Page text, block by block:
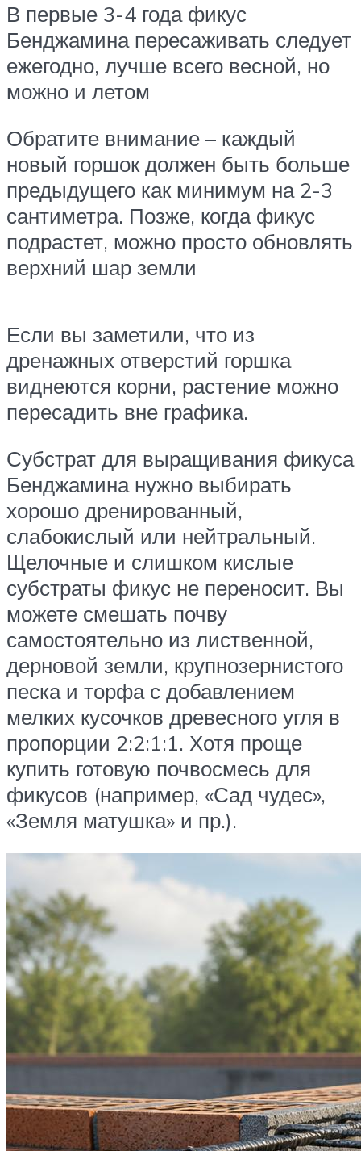
В первые 3-4 года фикус
Бенджамина пересаживать следует
ежегодно, лучше всего весной, но
можно и летом
Обратите внимание – каждый
новый горшок должен быть больше
предыдущего как минимум на 2-3
сантиметра. Позже, когда фикус
подрастет, можно просто обновлять
верхний шар земли
Если вы заметили, что из
дренажных отверстий горшка
виднеются корни, растение можно
пересадить вне графика.
Субстрат для выращивания фикуса
Бенджамина нужно выбирать
хорошо дренированный,
слабокислый или нейтральный.
Щелочные и слишком кислые
субстраты фикус не переносит. Вы
можете смешать почву
самостоятельно из лиственной,
дерновой земли, крупнозернистого
песка и торфа с добавлением
мелких кусочков древесного угля в
пропорции 2:2:1:1. Хотя проще
купить готовую почвосмесь для
фикусов (например, «Сад чудес»,
«Земля матушка» и пр.).